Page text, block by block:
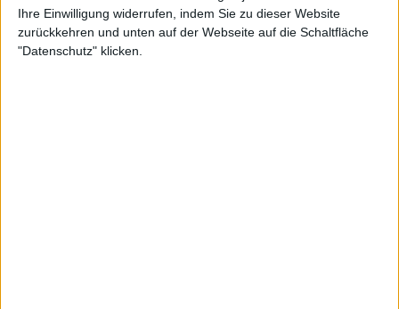
Ihre Einwilligung widerrufen, indem Sie zu dieser Website
zurückkehren und unten auf der Webseite auf die Schaltfläche
"Datenschutz" klicken.